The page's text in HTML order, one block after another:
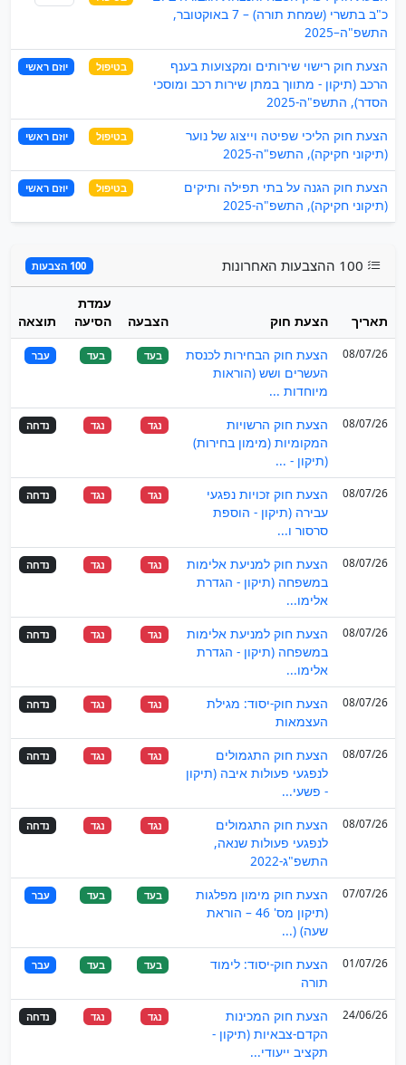
כ"ב בתשרי (שמחת תורה) – 7 באוקטובר,
התשפ"ה–2025
הצעת חוק רישוי שירותים ומקצועות בענף
הרכב (תיקון - מתווך במתן שירות רכב ומוסכי
הסדר), התשפ"ה-2025
בטיפול יוזם ראשי
הצעת חוק הליכי שפיטה וייצוג של נוער
(תיקוני חקיקה), התשפ"ה-2025
בטיפול יוזם ראשי
הצעת חוק הגנה על בתי תפילה ותיקים
(תיקוני חקיקה), התשפ"ה-2025
בטיפול יוזם ראשי
100 הצבעות
תאריך הצעת חוק הצבעה
עמדת
הסיעה
תוצאה
08/07/26
הצעת חוק הבחירות לכנסת
העשרים ושש (הוראות
מיוחדות ...
בעד בעד עבר
08/07/26
הצעת חוק הרשויות
המקומיות (מימון בחירות)
(תיקון - ...
נגד נגד נדחה
08/07/26
הצעת חוק זכויות נפגעי
עבירה (תיקון - הוספת
סרסור ו...
נגד נגד נדחה
08/07/26
הצעת חוק למניעת אלימות
במשפחה (תיקון - הגדרת
אלימו...
נגד נגד נדחה
08/07/26
הצעת חוק למניעת אלימות
במשפחה (תיקון - הגדרת
אלימו...
נגד נגד נדחה
08/07/26
הצעת חוק-יסוד: מגילת
העצמאות
נגד נגד נדחה
08/07/26
הצעת חוק התגמולים
לנפגעי פעולות איבה (תיקון
- פשעי...
נגד נגד נדחה
08/07/26
הצעת חוק התגמולים
לנפגעי פעולות שנאה,
התשפ"ג-2022
נגד נגד נדחה
07/07/26
הצעת חוק מימון מפלגות
(תיקון מס' 46 – הוראת
שעה) (...
בעד בעד עבר
01/07/26
הצעת חוק-יסוד: לימוד
תורה
בעד בעד עבר
24/06/26
הצעת חוק המכינות
הקדם-צבאיות (תיקון -
תקציב ייעודי...
נגד נגד נדחה